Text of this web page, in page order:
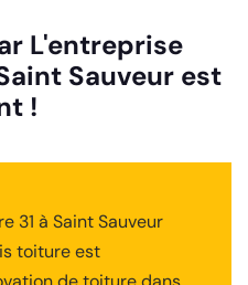
L'entreprise
Sauveur est
!
31 à Saint Sauveur
toiture est